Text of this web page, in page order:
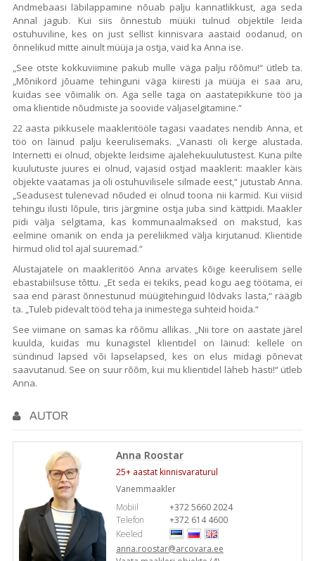
Andmebaasi läbilappamine nõuab palju kannatlikkust, aga seda
Annal jagub. Kui siis õnnestub müüki tulnud objektile leida
ostuhuviline, kes on just sellist kinnisvara aastaid oodanud, on
õnnelikud mitte ainult müüja ja ostja, vaid ka Anna ise.
„See otste kokkuviimine pakub mulle väga palju rõõmu!“ ütleb ta.
„Mõnikord jõuame tehinguni väga kiiresti ja müüja ei saa aru,
kuidas see võimalik on. Aga selle taga on aastatepikkune töö ja
oma klientide nõudmiste ja soovide väljaselgitamine.“
22 aasta pikkusele maakleritööle tagasi vaadates nendib Anna, et
töö on läinud palju keerulisemaks. „Vanasti oli kerge alustada.
Internetti ei olnud, objekte leidsime ajalehekuulutustest. Kuna pilte
kuulutuste juures ei olnud, vajasid ostjad maaklerit: maakler käis
objekte vaatamas ja oli ostuhuvilisele silmade eest,“ jutustab Anna.
„Seadusest tulenevad nõuded ei olnud toona nii karmid. Kui viisid
tehingu ilusti lõpule, tiris järgmine ostja juba sind kättpidi. Maakler
pidi välja selgitama, kas kommunaalmaksed on makstud, kas
eelmine omanik on enda ja pereliikmed välja kirjutanud. Klientide
hirmud olid tol ajal suuremad.“
Alustajatele on maakleritöö Anna arvates kõige keerulisem selle
ebastabiilsuse tõttu. „Et seda ei tekiks, pead kogu aeg töötama, ei
saa end pärast õnnestunud müügitehinguid lõdvaks lasta,“ räägib
ta. „Tuleb pidevalt tööd teha ja inimestega suhteid hoida.“
See viimane on samas ka rõõmu allikas. „Nii tore on aastate järel
kuulda, kuidas mu kunagistel klientidel on läinud: kellele on
sündinud lapsed või lapselapsed, kes on elus midagi põnevat
saavutanud. See on suur rõõm, kui mu klientidel läheb hästi!“ ütleb
Anna.
AUTOR
Anna Roostar
25+ aastat kinnisvaraturul
Vanemmaakler
Mobiil
+372 5660 2024
Telefon
+372 614 4600
Keeled
anna.roostar@arcovara.ee